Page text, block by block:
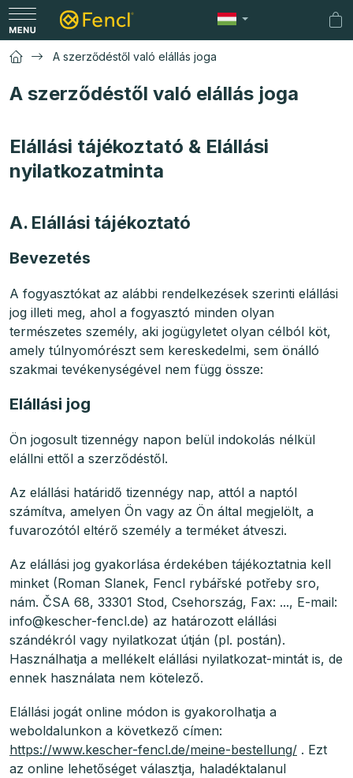
Ugrás
tartalomhoz
A szerződéstől való elállás joga
A szerződéstől való elállás joga
Elállási tájékoztató & Elállási
nyilatkozatminta
A. Elállási tájékoztató
Bevezetés
A fogyasztókat az alábbi rendelkezések szerinti elállási
jog illeti meg, ahol a fogyasztó minden olyan
természetes személy, aki jogügyletet olyan célból köt,
amely túlnyomórészt sem kereskedelmi, sem önálló
szakmai tevékenységével nem függ össze:
Elállási jog
Ön jogosult tizennégy napon belül indokolás nélkül
elállni ettől a szerződéstől.
Az elállási határidő tizennégy nap, attól a naptól
számítva, amelyen Ön vagy az Ön által megjelölt, a
fuvarozótól eltérő személy a terméket átveszi.
Az elállási jog gyakorlása érdekében tájékoztatnia kell
minket (Roman Slanek, Fencl rybářské potřeby sro,
nám. ČSA 68, 33301 Stod, Csehország, Fax: ..., E-mail:
info@kescher-fencl.de) az határozott elállási
szándékról vagy nyilatkozat útján (pl. postán).
Használhatja a mellékelt elállási nyilatkozat-mintát is, de
ennek használata nem kötelező.
Elállási jogát online módon is gyakorolhatja a
weboldalunkon a következő címen:
https://www.kescher-fencl.de/meine-bestellung/ . Ezt
az online lehetőséget választja, haladéktalanul